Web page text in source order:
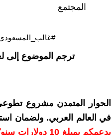
المجتمع
ترجم الموضوع إلى
الحوار المتمدن مشروع
في العالم العربي. ولضمان
بدعمكم بمبلغ